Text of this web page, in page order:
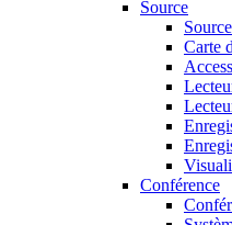
Source
Source
Carte
Conférence